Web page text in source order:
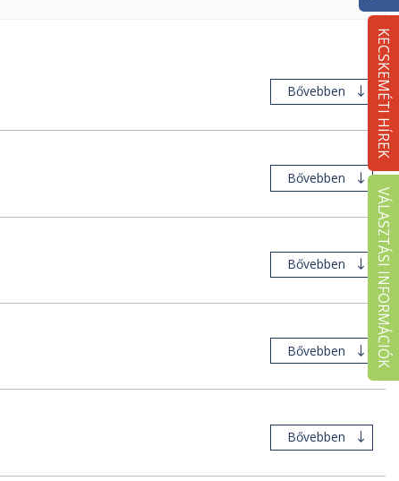
KECSKEMÉTI HÍREK
VÁLASZTÁSI INFORMÁCIÓK
Bővebben
Bővebben
Bővebben
Bővebben
Bővebben